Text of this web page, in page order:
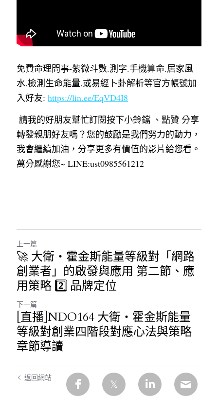
免費命理問事-紫微斗數.測字.手機算命.居家風
水.檢測生命能量.或易經卜卦解析等官方帳號加
入好友: https://lin.ee/EqVD4I8
請我的好朋友幫忙訂閱按下小鈴鐺 、點贊 分享
轉發親朋好友嗎？您的鼓勵是我們努力的動力，
我會繼續加油，分享更多有價值的影片給您看。
萬分感謝您~ LINE:ust0985561212
上一篇
🚀 大衛・霍金斯能量等級對「網路
創業者」的啟發與應用 第二節、應
用策略 2️⃣ 品牌定位
下一篇
[直播]NDO164 大衛・霍金斯能量
等級對創業四階段對應心法與策略
章節導讀
返回網站